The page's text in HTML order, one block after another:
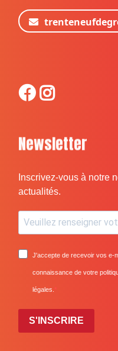
Newsletter
Inscrivez-vous à notre
actualités.
J'accepte de recevoir vos e-
connaissance de votre
légales.
S'INSCRIRE